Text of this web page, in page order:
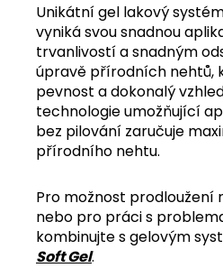
Unikátní gel lakový
vyniká svou snadnou
trvanlivostí a snadným
úpravě přírodních nehtů,
pevnost a dokonalý
technologie umožňující
bez pilování zaručuje
přírodního nehtu.
Pro možnost prodloužení
nebo pro práci s
kombinujte s gelovým
Soft Gel.